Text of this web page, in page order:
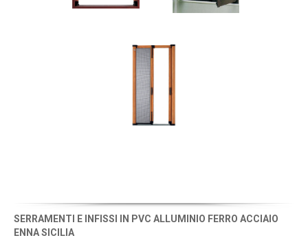
SERRAMENTI E INFISSI IN PVC ALLUMINIO FERRO ACCIAIO
ENNA SICILIA